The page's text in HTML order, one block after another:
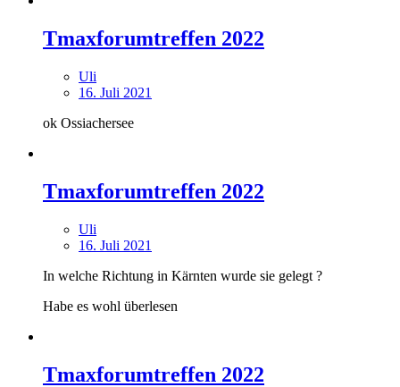
Tmaxforumtreffen 2022
Uli
16. Juli 2021
ok Ossiachersee
Tmaxforumtreffen 2022
Uli
16. Juli 2021
In welche Richtung in Kärnten wurde sie gelegt ?
Habe es wohl überlesen
Tmaxforumtreffen 2022